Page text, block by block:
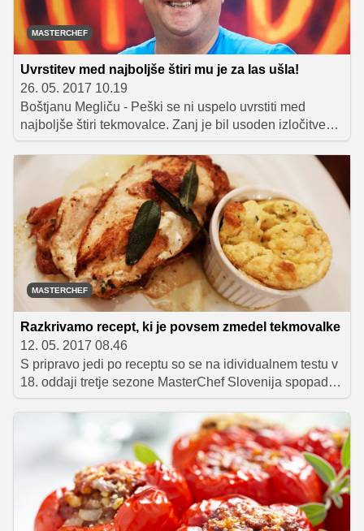
se je boste še dolgo spominjali.
MASTERCHEF
Uvrstitev med najboljše štiri mu je za las ušla!
26. 05. 2017 10.19
Boštjanu Megliču - Peški se ni uspelo uvrstiti med
najboljše štiri tekmovalce. Zanj je bil usoden izločitveni
test, na katerem sodnikov ni prepričal z jedjo, ki jo je
pripravil. Še zlasti veliko kritik je bila deležna njegova
polenta, ki je bila po mnenju Alme povsem brez okusa,
njeno pravo nasprotje pa je bila špinača, ki je bila
občutno preslana. Preberite si, kaj nam je ob odhodu
povedal izpadli tekmovalec.
MASTERCHEF
Razkrivamo recept, ki je povsem zmedel tekmovalke
12. 05. 2017 08.46
S pripravo jedi po receptu so se na idividualnem testu v
18. oddaji tretje sezone MasterChef Slovenija spopadle
štiri tekmovalke. Navidez preprost recept jih je povsem
zmedel, še zlasti veliko težav so imele z razumevanjem
navodil za piščančje meso, saj so skorajda vse namesto
nadevanih piščančjih prsi pripravljale rulado.